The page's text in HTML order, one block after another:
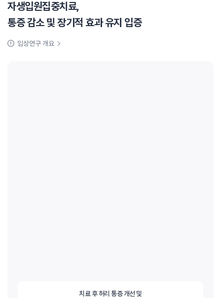
자생입원집중치료,
통증 감소 및 장기적 효과 유지 입증
임상연구 개요
치료 후 허리 통증 개선 및